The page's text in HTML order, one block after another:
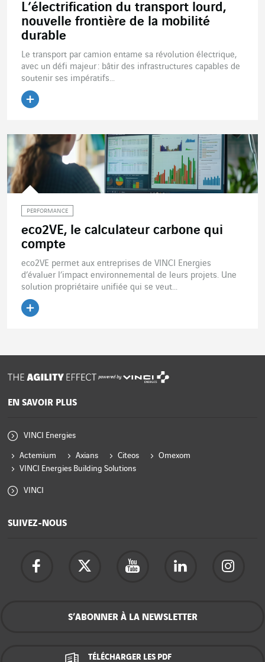
L’électrification du transport lourd,
nouvelle frontière de la mobilité
durable
Le transport par camion entame sa révolution électrique,
avec un défi majeur : bâtir des infrastructures capables de
soutenir ses impératifs...
PERFORMANCE
eco2VE, le calculateur carbone qui
compte
eco2VE permet aux entreprises de VINCI Energies
d’évaluer l’impact environnemental de leurs projets. Une
solution propriétaire unifiée qui se veut...
powered by
EN SAVOIR PLUS
VINCI Energies
Actemium Axians Citeos
Omexom
VINCI Energies Building Solutions
VINCI
SUIVEZ-NOUS
S’ABONNER À LA NEWSLETTER
TÉLÉCHARGER LES PDF